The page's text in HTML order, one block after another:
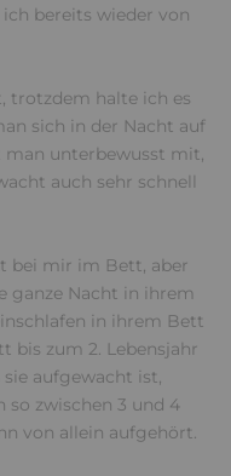
bereits wieder von
trotzdem halte ich es
sich in der Nacht auf
unterbewusst mit,
auch sehr schnell
bei mir im Bett, aber
ganze Nacht in ihrem
in ihrem Bett
bis zum 2. Lebensjahr
aufgewacht ist,
zwischen 3 und 4
von allein aufgehört.